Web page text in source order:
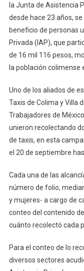
la Junta de Asistencia
desde hace 23 años,
beneficio de personas
Privada (IAP), que
de 16 mil 116 pesos,
la población colimense
Uno de los aliados de
Taxis de Colima y Villa
Trabajadores de
unieron recolectando
de taxis, en esta
el 20 de septiembre
Cada una de las
número de folio,
y mujeres- a cargo de
conteo del contenido
cuánto recolectó cada
Para el conteo de lo
diversos sectores